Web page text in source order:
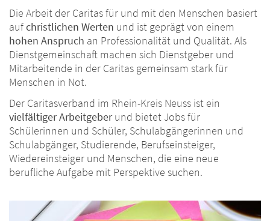
Die Arbeit der Caritas für und mit den Menschen basiert
aufchristlichen Werten und ist geprägt von einem
hohen Anspruch an Professionalität und Qualität. Als
Dienstgemeinschaft machen sich Dienstgeber und
Mitarbeitende in der Caritas gemeinsam stark für
Menschen in Not.
Der Caritasverband im Rhein-Kreis Neuss ist ein
vielfältiger Arbeitgeberund bietet Jobs für
Schülerinnen und Schüler, Schulabgängerinnen und
Schulabgänger, Studierende, Berufseinsteiger,
Wiedereinsteiger und Menschen, die eine neue
berufliche Aufgabe mit Perspektive suchen.